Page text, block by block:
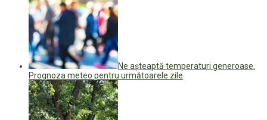
Ne așteaptă temperaturi generoase.
Prognoza meteo pentru următoarele zile